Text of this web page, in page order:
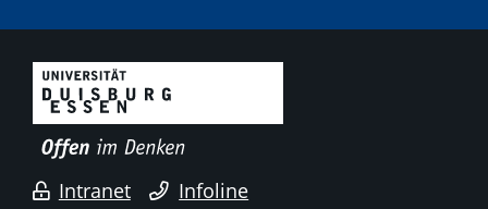
Intranet
Infoline